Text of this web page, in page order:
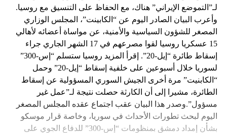
لـ”التموضع الإيراني” هناك، مع الحفاظ على التنسيق مع روسيا.
وأعرب البيان الصادر اليوم عن “الكابينت”، المجلس الوزاري
المصغر للشؤون السياسية والأمنية، عن مواساة أعضائه لأهالي
15 عسكريا روسيا لقوا مصرعهم في 17 الشهر الجاري جراء
إسقاط طائرة “إيل-20”. إقرأ المزيد روسيا ستسلم “إس-300”
لسوريا خلال أسبوعين على خلفية إسقاط “إيل-20” وحمل
“الكابنيت” مرة أخرى الجيش السوري المسؤولية عن إسقاط
الطائرة، مشيرا إلى أن الكارثة حصلت نتيجة لـ”عمل غير
مسؤول”.وصدر هذا البيان عقب اجتماع عقده المجلس المصغر
اليوم لبحث تطورات الأحداث في سوريا، وخاصة قرار موسكو
بشأن إمداد دمشق بمنظومات “إس-300” للدفاع الجوي على